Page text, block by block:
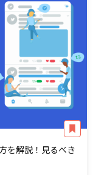
を解説！見るべき